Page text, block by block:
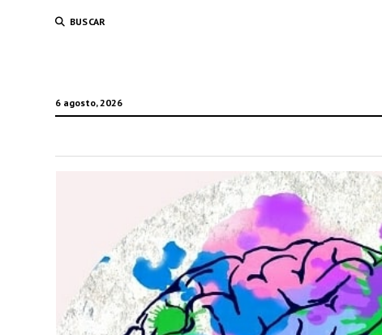
BUSCAR
6 agosto, 2026